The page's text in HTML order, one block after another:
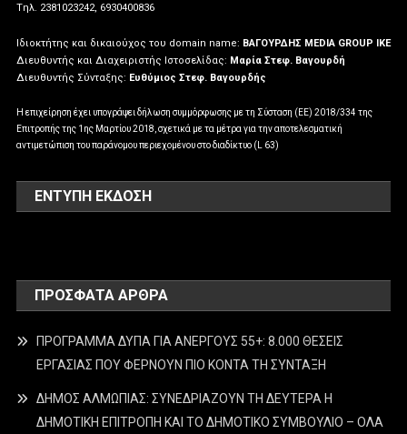
Tηλ. 2381023242, 6930400836
Ιδιοκτήτης και δικαιούχος του domain name: ΒΑΓΟΥΡΔΗΣ MEDIA GROUP IKE
Διευθυντής και Διαχειριστής Ιστοσελίδας: Μαρία Στεφ. Βαγουρδή
Διευθυντής Σύνταξης: Ευθύμιος Στεφ. Βαγουρδής
Η επιχείρηση έχει υπογράψει δήλωση συμμόρφωσης με τη Σύσταση (ΕΕ) 2018/334 της
Επιτροπής της 1ης Μαρτίου 2018, σχετικά με τα μέτρα για την αποτελεσματική
αντιμετώπιση του παράνομου περιεχομένου στο διαδίκτυο (L 63)
ΕΝΤΥΠΗ ΕΚΔΟΣΗ
ΠΡΌΣΦΑΤΑ ΆΡΘΡΑ
ΠΡΟΓΡΑΜΜΑ ΔΥΠΑ ΓΙΑ ΑΝΕΡΓΟΥΣ 55+: 8.000 ΘΕΣΕΙΣ
ΕΡΓΑΣΙΑΣ ΠΟΥ ΦΕΡΝΟΥΝ ΠΙΟ ΚΟΝΤΑ ΤΗ ΣΥΝΤΑΞΗ
ΔΗΜΟΣ ΑΛΜΩΠΙΑΣ: ΣΥΝΕΔΡΙΑΖΟΥΝ ΤΗ ΔΕΥΤΕΡΑ H
ΔΗΜΟΤΙΚΗ ΕΠΙΤΡΟΠΗ ΚΑΙ ΤΟ ΔΗΜΟΤΙΚΟ ΣΥΜΒΟΥΛΙΟ – ΟΛΑ